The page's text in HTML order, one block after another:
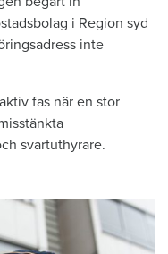
i Region syd
inte
fas när en stor
svartuthyrare.